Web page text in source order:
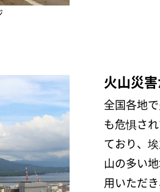
火山災
全国各地
も危惧さ
ており、
山の多い
用いただ